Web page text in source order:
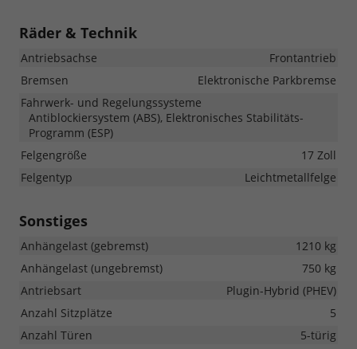
Räder & Technik
Antriebsachse
Frontantrieb
Bremsen
Elektronische Parkbremse
Fahrwerk- und Regelungssysteme
Antiblockiersystem (ABS), Elektronisches Stabilitäts-
Programm (ESP)
Felgengröße
17 Zoll
Felgentyp
Leichtmetallfelge
Sonstiges
Anhängelast (gebremst)
1210 kg
Anhängelast (ungebremst)
750 kg
Antriebsart
Plugin-Hybrid (PHEV)
Anzahl Sitzplätze
5
Anzahl Türen
5-türig